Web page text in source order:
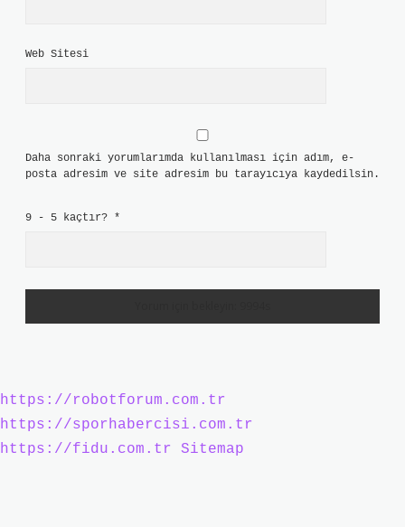
Web Sitesi
Daha sonraki yorumlarımda kullanılması için adım, e-
posta adresim ve site adresim bu tarayıcıya kaydedilsin.
9 - 5 kaçtır? *
https://robotforum.com.tr
https://sporhabercisi.com.tr
https://fidu.com.tr
Sitemap